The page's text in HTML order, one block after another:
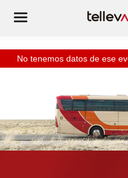
No tenemos datos de ese